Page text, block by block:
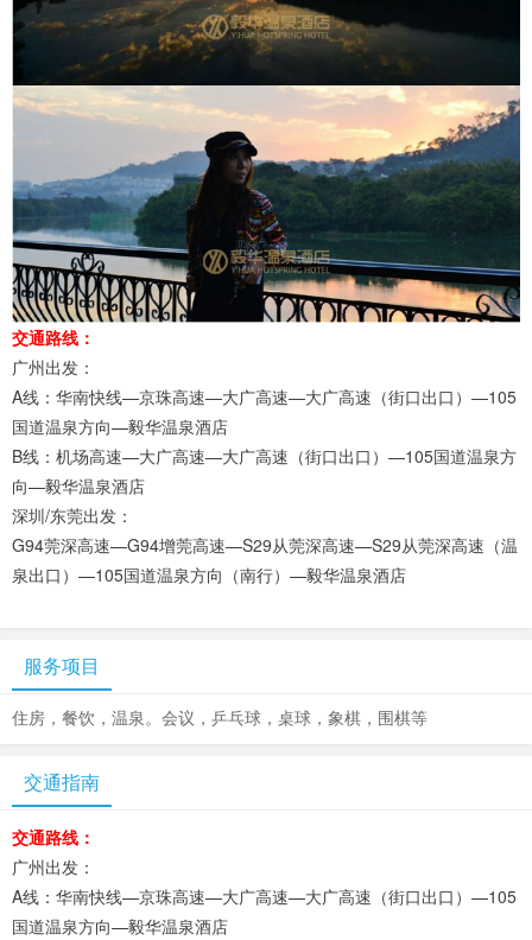
交通路线：
广州出发：
A线：华南快线—京珠高速—大广高速—大广高速（街口出口）—105
国道温泉方向—毅华温泉酒店
B线：机场高速—大广高速—大广高速（街口出口）—105国道温泉方
向—毅华温泉酒店
深圳/东莞出发：
G94莞深高速—G94增莞高速—S29从莞深高速—S29从莞深高速（温
泉出口）—105国道温泉方向（南行）—毅华温泉酒店
服务项目
住房，餐饮，温泉。会议，乒乓球，桌球，象棋，围棋等
交通指南
交通路线：
广州出发：
A线：华南快线—京珠高速—大广高速—大广高速（街口出口）—105
国道温泉方向—毅华温泉酒店